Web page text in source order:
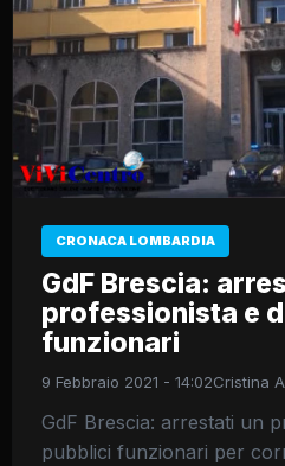
CRONACA LOMBARDIA
GdF Brescia:
professionista e
funzionari
9 Febbraio 2021 - 14:02Cristina
GdF Brescia: arrestati un
pubblici funzionari per